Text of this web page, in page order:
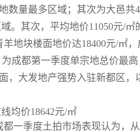
数量最多区域；其次为大邑共
。其次，平均地价11050元/㎡
地块楼面地价达18400元/㎡
成都第一季度单宗地总价最
，大发地产强势入驻新都区，
一季度土拍市场表现认为，